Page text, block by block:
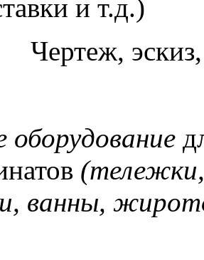
и т.д.)
эскиз,
оборудование
ванны,